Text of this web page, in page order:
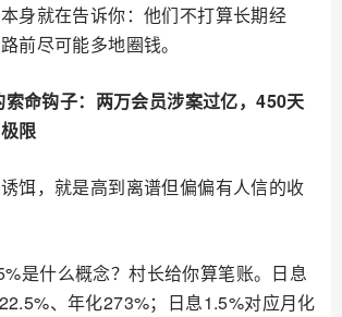
身就在告诉你：他们不打算长期经
前尽可能多地圈钱。
命钩子：两万会员涉案过亿，450天
限
饵，就是高到离谱但偏偏有人信的收
是什么概念？村长给你算笔账。日息
、年化273%；日息1.5%对应月化